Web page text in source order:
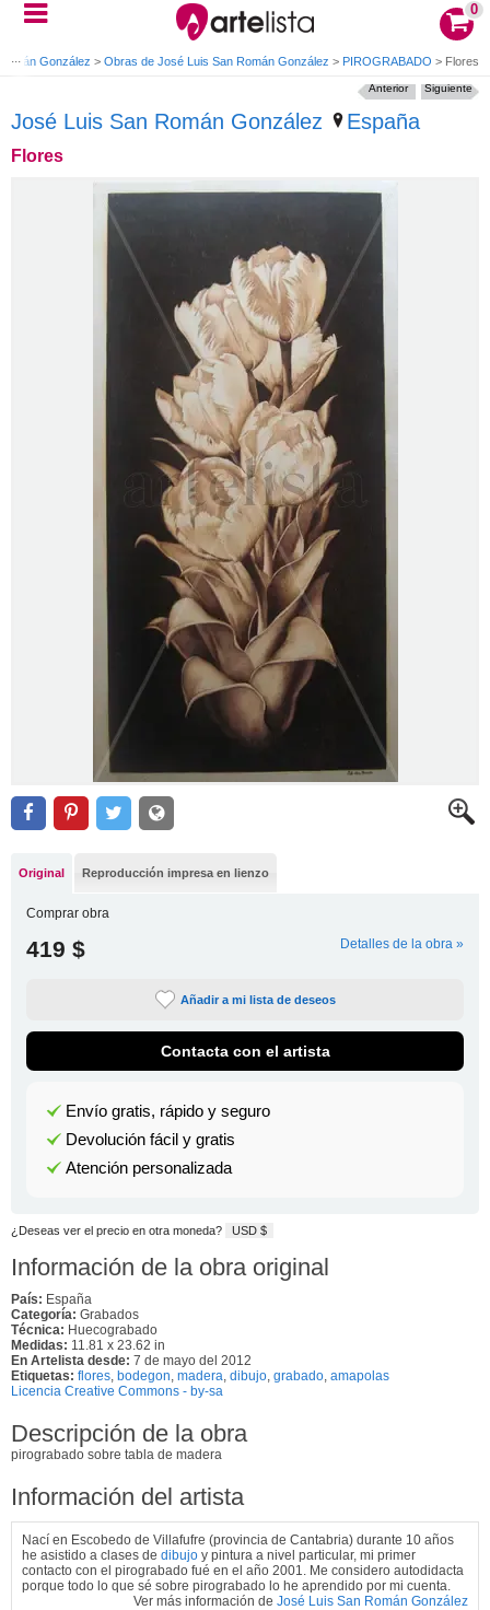
0
González > Obras de José Luis San Román González > PIROGRABADO > Flores
José Luis San Román González España
Flores
Siguiente
Anterior
Original Reproducción impresa en lienzo
Comprar obra
419 $ Detalles de la obra »
Añadir a mi lista de deseos
Contacta con el artista
Envío gratis, rápido y seguro
Devolución fácil y gratis
Atención personalizada
¿Deseas ver el precio en otra moneda? USD $
Información de la obra original
País: España
Categoría: Grabados
Técnica: Huecograbado
Medidas: 11.81 x 23.62 in
En Artelista desde: 7 de mayo del 2012
Etiquetas: flores, bodegon, madera, dibujo, grabado, amapolas
Licencia Creative Commons - by-sa
Descripción de la obra
pirograbado sobre tabla de madera
Información del artista
Nací en Escobedo de Villafufre (provincia de Cantabria) durante 10 años
he asistido a clases de dibujo y pintura a nivel particular, mi primer
contacto con el pirograbado fué en el año 2001. Me considero autodidacta
porque todo lo que sé sobre pirograbado lo he aprendido por mi cuenta.
Ver más información de José Luis San Román González